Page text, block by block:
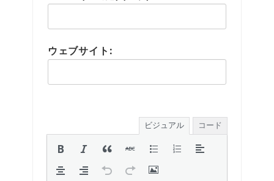
ウェブサイト:
ビジュアル コード